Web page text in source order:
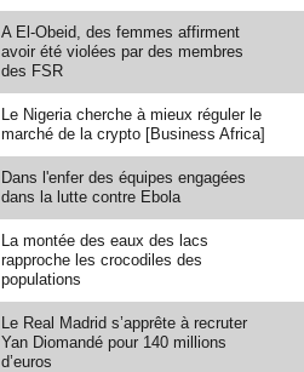
A El-Obeid, des femmes affirment
avoir été violées par des membres
des FSR
Le Nigeria cherche à mieux réguler le
marché de la crypto [Business Africa]
Dans l'enfer des équipes engagées
dans la lutte contre Ebola
La montée des eaux des lacs
rapproche les crocodiles des
populations
Le Real Madrid s’apprête à recruter
Yan Diomandé pour 140 millions
d’euros